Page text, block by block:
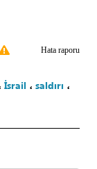
Hata raporu
İsrail ، saldırı ،